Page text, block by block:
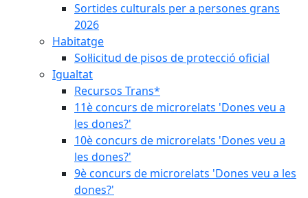
Sortides culturals per a persones grans
2026
Habitatge
Sol·licitud de pisos de protecció oficial
Igualtat
Recursos Trans*
11è concurs de microrelats 'Dones veu a
les dones?'
10è concurs de microrelats 'Dones veu a
les dones?'
9è concurs de microrelats 'Dones veu a les
dones?'